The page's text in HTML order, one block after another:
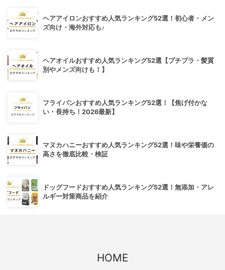
ヘアアイロンおすすめ人気ランキング52選！初心者・メン
ズ向け・海外対応も♪
ヘアオイルおすすめ人気ランキング52選【プチプラ・髪質
別やメンズ向けも！】
フライパンおすすめ人気ランキング52選！【焦げ付かな
い・長持ち！2026最新】
マヌカハニーおすすめ人気ランキング52選！味や栄養価の
高さを徹底比較・検証
ドッグフードおすすめ人気ランキング52選！無添加・アレ
ルギー対策商品を紹介
HOME